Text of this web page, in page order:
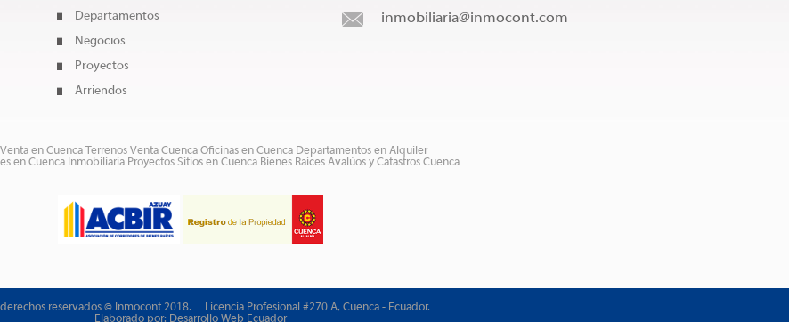
Departamentos
Negocios
Proyectos
Arriendos
inmobiliaria@inmocont.com
en Cuenca Terrenos Venta Cuenca Oficinas en Cuenca Departamentos en Alquiler
en Cuenca Inmobiliaria Proyectos Sitios en Cuenca Bienes Raices Avalúos y Catastros Cuenca
derechos reservados © Inmocont 2018. Licencia Profesional #270 A, Cuenca - Ecuador.
Elaborado por: Desarrollo Web Ecuador